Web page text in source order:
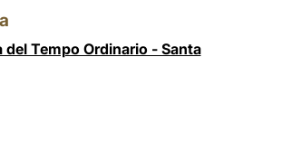
Tempo Ordinario - Santa